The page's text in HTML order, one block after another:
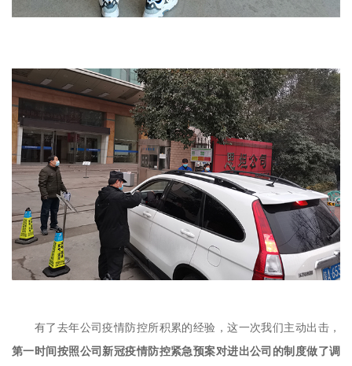
有了去年公司疫情防控所积累的经验，这一次我们主动出击，
第一时间按照公司新冠疫情防控紧急预案对进出公司的制度做了调